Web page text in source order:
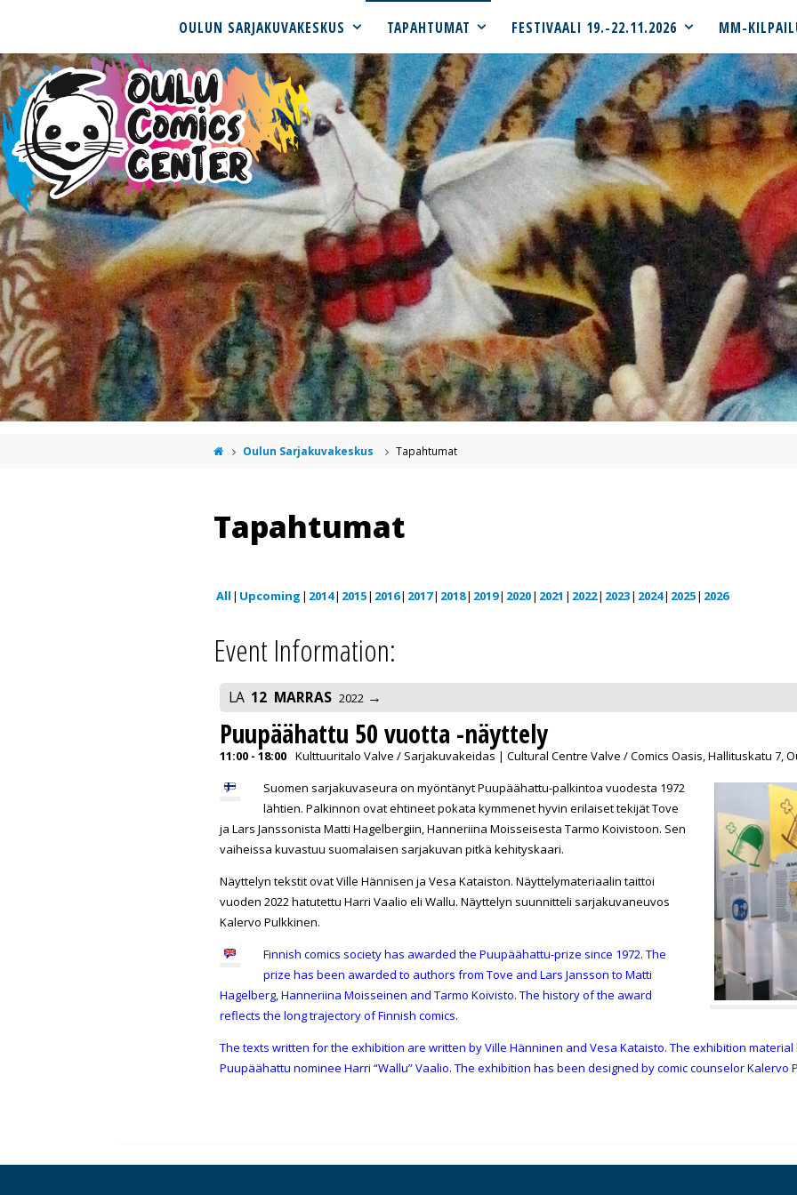
OULUN SARJAKUVAKESKUS TAPAHTUMAT FESTIVAALI 19.-22.11.2026 MM-
Oulun Sarjakuvakeskus Tapahtumat
Tapahtumat
All Upcoming 2014 2015 2016 2017 2018 2019 2020 2021 2022 2023 2024 2025 2026
Event Information:
LA 12 MARRAS 2022
Puupäähattu 50 vuotta -näyttely
11:00 - 18:00 Kulttuuritalo Valve / Sarjakuvakeidas | Cultural Centre Valve / Comics Oasis, Hallituskatu 7,
Suomen sarjakuvaseura on myöntänyt Puupäähattu-palkintoa vuodesta 1972
lähtien. Palkinnon ovat ehtineet pokata kymmenet hyvin erilaiset tekijät Tove
ja Lars Janssonista Matti Hagelbergiin, Hanneriina Moisseisesta Tarmo Koivistoon. Sen
vaiheissa kuvastuu suomalaisen sarjakuvan pitkä kehityskaari.
Näyttelyn tekstit ovat Ville Hännisen ja Vesa Kataiston. Näyttelymateriaalin taittoi
vuoden 2022 hatutettu Harri Vaalio eli Wallu. Näyttelyn suunnitteli sarjakuvaneuvos
Kalervo Pulkkinen.
Finnish comics society has awarded the Puupäähattu-prize since 1972. The
prize has been awarded to authors from Tove and Lars Jansson to Matti
Hagelberg, Hanneriina Moisseinen and Tarmo Koivisto. The history of the award
reflects the long trajectory of Finnish comics.
The texts written for the exhibition are written by Ville Hänninen and Vesa Kataisto. The exhibition
Puupäähattu nominee Harri “Wallu” Vaalio. The exhibition has been designed by comic counselor Kalervo